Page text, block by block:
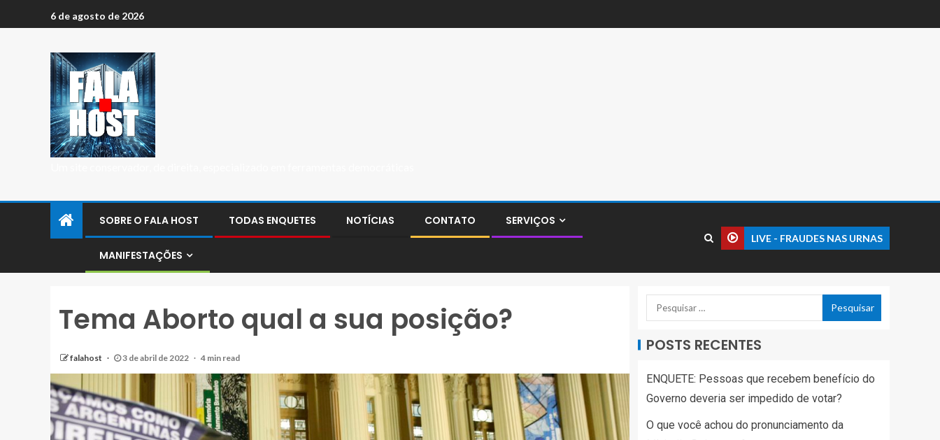
6 de agosto de 2026
SOBRE O FALA HOST TODAS ENQUETES NOTÍCIAS CONTATO SERVIÇOS
MANIFESTAÇÕES
LIVE - FRAUDES NAS URNAS
Tema Aborto qual a sua posição?
falahost 3 de abril de 2022 4 min read
POSTS RECENTES
ENQUETE: Pessoas que recebem benefício do
Governo deveria ser impedido de votar?
O que você achou do pronunciamento da